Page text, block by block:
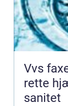
Vvs faxe sådan finder du
rette
sanitet